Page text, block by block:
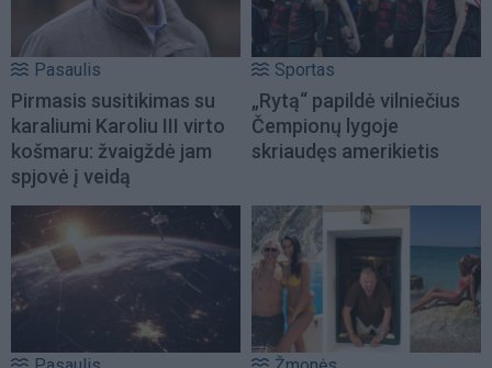
Pasaulis
Pirmasis susitikimas su
karaliumi Karoliu III virto
košmaru: žvaigždė jam
spjovė į veidą
Sportas
„Rytą“ papildė vilniečius
Čempionų lygoje
skriaudęs amerikietis